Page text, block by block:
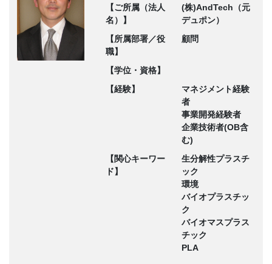
【ご所属（法人
名）】
(株)AndTech（元
デュポン）
【所属部署／役
職】
顧問
【学位・資格】
【経験】
マネジメント経験
者
事業開発経験者
企業技術者(OB含
む)
【関心キーワー
ド】
生分解性プラスチ
ック
環境
バイオプラスチッ
ク
バイオマスプラス
チック
PLA